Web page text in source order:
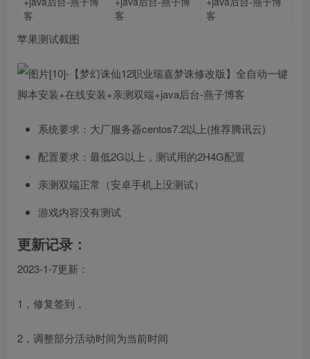
苹果测试截图
系统要求：大厂服务器centos7.2以上(推荐腾讯云)
配置要求：最低2G以上，测试用的2H4G配置
亲测双端正常（安卓手机上没测试）
游戏内容没有测试
更新记录：
2023-1-7更新：
1，修复签到，
2，调整部分活动时间为当前时间